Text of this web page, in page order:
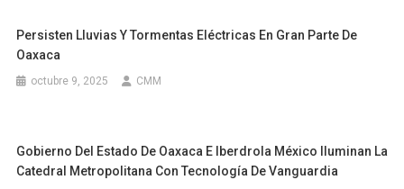
Persisten Lluvias Y Tormentas Eléctricas En Gran Parte De
Oaxaca
octubre 9, 2025 CMM
Gobierno Del Estado De Oaxaca E Iberdrola México Iluminan La
Catedral Metropolitana Con Tecnología De Vanguardia